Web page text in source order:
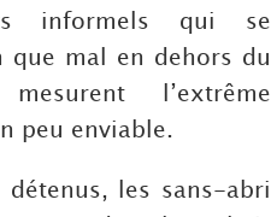
informels qui se
mal en dehors du
l’extrême
peu enviable.
les sans-abri